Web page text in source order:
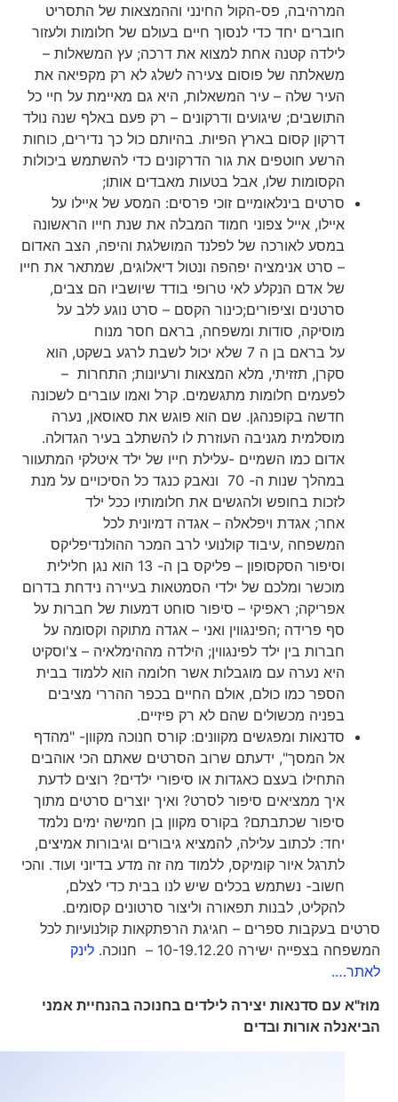
המרהיבה, פס-הקול החינני וההמצאות של התסריט
חוברים יחד כדי לנסוך חיים בעולם של חלומות ולעזור
לילדה קטנה אחת למצוא את דרכה; עץ המשאלות –
משאלתה של פוסום צעירה לשלג לא רק מקפיאה את
העיר שלה – עיר המשאלות, היא גם מאיימת על חיי כל
התושבים; שיגועים ודרקונים – רק פעם באלף שנה נולד
דרקון קסום בארץ הפיות. בהיותם כול כך נדירים, כוחות
הרשע חוטפים את גור הדרקונים כדי להשתמש ביכולות
הקסומות שלו, אבל בטעות מאבדים אותו;
סרטים בינלאומיים זוכי פרסים: המסע של איילו על
איילו, אייל צפוני חמוד המבלה את שנת חייו הראשונה
במסע לאורכה של לפלנד המושלגת והיפה, הצב האדום
– סרט אנימציה יפהפה ונטול דיאלוגים, שמתאר את חייו
של אדם הנקלע לאי טרופי בודד שיושביו הם צבים,
סרטנים וציפורים;כינור הקסם – סרט נוגע ללב על
מוסיקה, סודות ומשפחה, בראם חסר מנוח
על בראם בן ה 7 שלא יכול לשבת לרגע בשקט, הוא
סקרן, תזזיתי, מלא המצאות ורעיונות; התחרות –
לפעמים חלומות מתגשמים. קרל ואמו עוברים לשכונה
חדשה בקופנהגן. שם הוא פוגש את סאוסאן, נערה
מוסלמית מגניבה העוזרת לו להשתלב בעיר הגדולה.
אדום כמו השמיים -עלילת חייו של ילד איטלקי המתעוור
במהלך שנות ה- 70 ונאבק כנגד כל הסיכויים על מנת
לזכות בחופש ולהגשים את חלומותיו ככל ילד
אחר; אגדת ויפלאלה – אגדה דמיונית לכל
המשפחה ,עיבוד קולנועי לרב המכר ההולנדיפליקס
וסיפור הסקסופון – פליקס בן ה- 13 הוא נגן חלילית
מוכשר ומלכם של ילדי הסמטאות בעיירה נידחת בדרום
אפריקה; ראפיקי – סיפור סוחט דמעות של חברות על
סף פרידה ;הפינגווין ואני – אגדה מתוקה וקסומה על
חברות בין ילד לפינגווין; הילדה מההימלאיה – צ'וסקיט
היא נערה עם מוגבלות אשר חלומה הוא ללמוד בבית
הספר כמו כולם, אולם החיים בכפר ההררי מציבים
בפניה מכשולים שהם לא רק פיזיים.
סדנאות ומפגשים מקוונים: קורס חנוכה מקוון- "מהדף
אל המסך", ידעתם שרוב הסרטים שאתם הכי אוהבים
התחילו בעצם כאגדות או סיפורי ילדים? רוצים לדעת
איך ממציאים סיפור לסרט? ואיך יוצרים סרטים מתוך
סיפור שכתבתם? בקורס מקוון בן חמישה ימים נלמד
יחד: לכתוב עלילה, להמציא גיבורים וגיבורות אמיצים,
לתרגל איור קומיקס, ללמוד מה זה מדע בדיוני ועוד. והכי
חשוב- נשתמש בכלים שיש לנו בבית כדי לצלם,
להקליט, לבנות תפאורה וליצור סרטונים קסומים.
סרטים בעקבות ספרים – חגיגת הרפתקאות קולנועיות לכל
המשפחה בצפייה ישירה 10-19.12.20 – חנוכה.
לינק
לאתר….
מוז"א עם סדנאות יצירה לילדים בחנוכה בהנחיית אמני
הביאנלה אורות ובדים